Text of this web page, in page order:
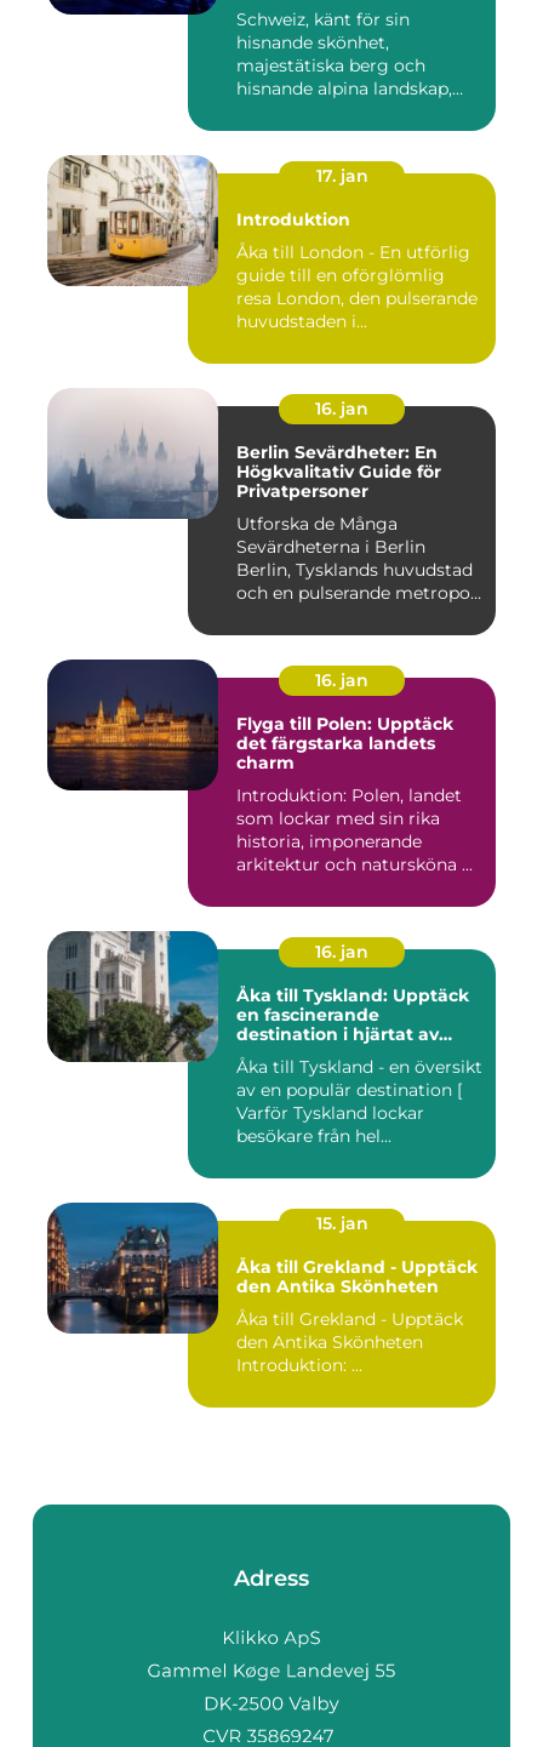
Schweiz, känt för sin
hisnande skönhet,
majestätiska berg och
hisnande alpina landskap,
17. jan
Introduktion
Åka till London - En utförlig
guide till en oförglömlig
resa London, den pulserande
huvudstaden i...
16. jan
Berlin Sevärdheter: En
Högkvalitativ Guide för
Privatpersoner
Utforska de Många
Sevärdheterna i Berlin
Berlin, Tysklands huvudstad
och en pulserande metropol,
16. jan
Flyga till Polen: Upptäck
det färgstarka landets
charm
Introduktion: Polen, landet
som lockar med sin rika
historia, imponerande
arkitektur och natursköna ...
16. jan
Åka till Tyskland: Upptäck
en fascinerande
destination i hjärtat av
Europa
Åka till Tyskland - en översikt
av en populär destination [
Varför Tyskland lockar
besökare från hel...
15. jan
Åka till Grekland - Upptäck
den Antika Skönheten
Åka till Grekland - Upptäck
den Antika Skönheten
Introduktion: ...
Adress